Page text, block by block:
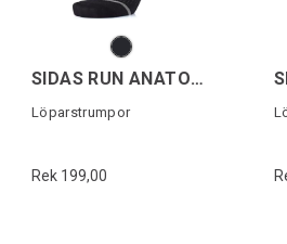
SIDAS RUN ANATOMIC CREW
Löparstrumpor
Rek 199,00